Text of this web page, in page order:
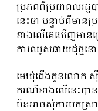
ប្រភពពីប្រជាពលរដ្ឋ
នេះថា បន្ទាប់ពីមាន
ខាងលើគេឃើញមា
ការឈូសឆាយដុំថ្មន
មេឃុំជើងគួនលោក ស៊ី
ករណីខាងលើនេះបាន
មិនអាចសុំការបកស្